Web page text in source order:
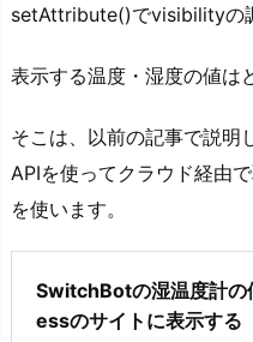
setAttribute()でvisibilityの
表示する温度・湿度の値は
そこは、以前の記事で説
APIを使ってクラウド経由
を使います。
SwitchBotの湿温度計
essのサイトに表示する